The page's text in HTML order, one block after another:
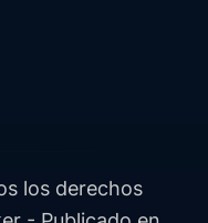
los derechos